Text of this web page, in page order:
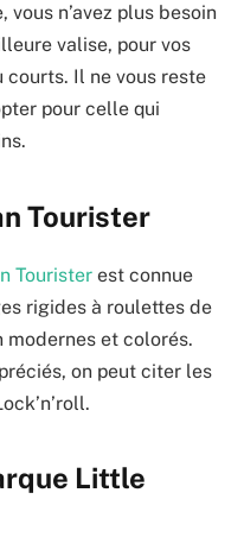
n’avez plus besoin
valise, pour vos
courts. Il ne vous reste
pour celle qui
Tourister
Tourister est connue
rigides à roulettes de
modernes et colorés.
on peut citer les
Little